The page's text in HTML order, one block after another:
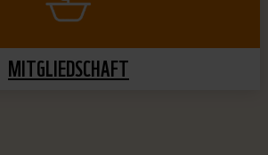
MITGLIEDSCHAFT